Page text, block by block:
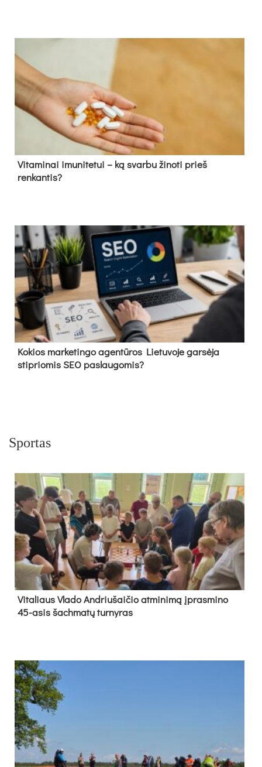
Vitaminai imunitetui – ką svarbu žinoti prieš
renkantis?
Kokios marketingo agentūros Lietuvoje garsėja
stipriomis SEO paslaugomis?
Sportas
Vi­ta­liaus Vla­do And­riu­šai­čio at­mi­ni­mą įpras­mi­no
45-asis šach­ma­tų tur­ny­ras